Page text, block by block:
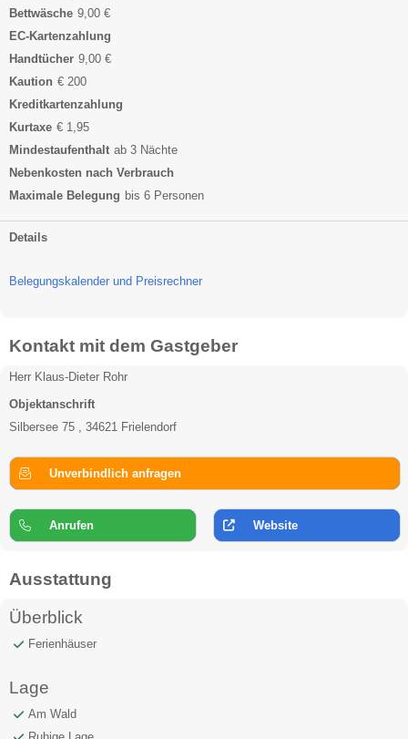
Bettwäsche 9,00 €
EC-Kartenzahlung
Handtücher 9,00 €
Kaution € 200
Kreditkartenzahlung
Kurtaxe € 1,95
Mindestaufenthalt ab 3 Nächte
Nebenkosten nach Verbrauch
Maximale Belegung bis 6 Personen
Details
Belegungskalender und Preisrechner
Kontakt mit dem Gastgeber
Herr Klaus-Dieter Rohr
Objektanschrift
Silbersee 75 , 34621 Frielendorf
Unverbindlich anfragen
Anrufen Website
Ausstattung
Überblick
Ferienhäuser
Lage
Am Wald